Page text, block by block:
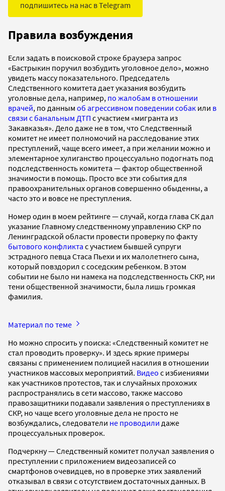
подпишитесь на нас в Telegram
Правила возбуждения
Если задать в поисковой строке браузера запрос
«Бастрыкин поручил возбудить уголовное дело», можно
увидеть массу показательного. Председатель
Следственного комитета дает указания возбудить
уголовные дела, например, по жалобам в отношении
врачей, по данным об агрессивном поведении собак или в
связи с банальным ДТП с участием «мигранта из
Закавказья». Дело даже не в том, что Следственный
комитет не имеет полномочий на расследование этих
преступлений, чаще всего имеет, а при желании можно и
элементарное хулиганство процессуально подогнать под
подследственность комитета — фактор общественной
значимости в помощь. Просто все эти события для
правоохранительных органов совершенно обыденны, а
часто это и вовсе не преступления.
Номер один в моем рейтинге — случай, когда глава СК дал
указание Главному следственному управлению СКР по
Ленинградской области провести проверку по факту
бытового конфликта с участием бывшей супруги
эстрадного певца Стаса Пьехи и их малолетнего сына,
который повздорил с соседским ребенком. В этом
событии не было ни намека на подследственность СКР, ни
тени общественной значимости, была лишь громкая
фамилия.
Материал по теме
Но можно спросить у поиска: «Следственный комитет не
стал проводить проверку». И здесь яркие примеры
связаны с применением полицией насилия в отношении
участников массовых мероприятий. Видео с избиениями
как участников протестов, так и случайных прохожих
распространялись в сети массово, также массово
правозащитники подавали заявления о преступлениях в
СКР, но чаще всего уголовные дела не просто не
возбуждались, следователи не проводили даже
процессуальных проверок.
Подчеркну — Следственный комитет получал заявления о
преступлении с приложением видеозаписей со
смартфонов очевидцев, но в проверке этих заявлений
отказывал в связи с отсутствием достаточных данных. В